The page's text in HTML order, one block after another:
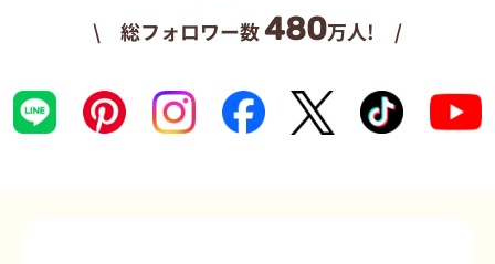
\ 総フォロワー数480万人! /